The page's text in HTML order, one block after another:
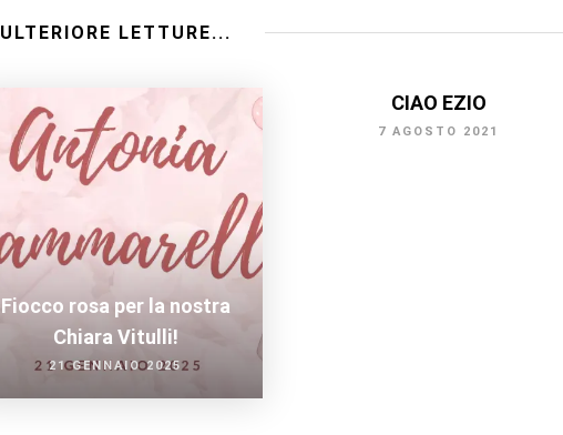
ULTERIORE LETTURE...
Fiocco rosa per la nostra
Chiara Vitulli!
21 GENNAIO 2025
CIAO EZIO
7 AGOSTO 2021